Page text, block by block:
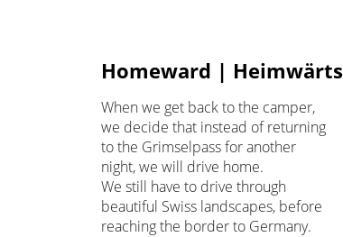
Homeward | Heimwärts
When we get back to the camper,
we decide that instead of returning
to the Grimselpass for another
night, we will drive home.
We still have to drive through
beautiful Swiss landscapes, before
reaching the border to Germany.